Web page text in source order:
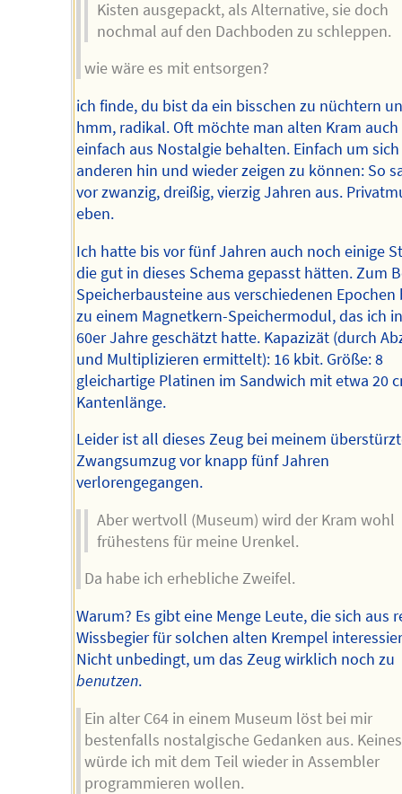
Kisten ausgepackt, als Alternative, sie doch
nochmal auf den Dachboden zu schleppen.
wie wäre es mit entsorgen?
ich finde, du bist da ein bisschen zu nüchtern
hmm, radikal. Oft möchte man alten Kram auch
einfach aus Nostalgie behalten. Einfach um
anderen hin und wieder zeigen zu können: So
vor zwanzig, dreißig, vierzig Jahren aus.
eben.
Ich hatte bis vor fünf Jahren auch noch einige
die gut in dieses Schema gepasst hätten. Zum
Speicherbausteine aus verschiedenen Epochen
zu einem Magnetkern-Speichermodul, das ich
60er Jahre geschätzt hatte. Kapazizät (durch
und Multiplizieren ermittelt): 16 kbit. Größe: 8
gleichartige Platinen im Sandwich mit etwa 20
Kantenlänge.
Leider ist all dieses Zeug bei meinem
Zwangsumzug vor knapp fünf Jahren
verlorengegangen.
Aber wertvoll (Museum) wird der Kram wohl
frühestens für meine Urenkel.
Da habe ich erhebliche Zweifel.
Warum? Es gibt eine Menge Leute, die sich aus
Wissbegier für solchen alten Krempel
Nicht unbedingt, um das Zeug wirklich noch zu
benutzen.
Ein alter C64 in einem Museum löst bei mir
bestenfalls nostalgische Gedanken aus.
würde ich mit dem Teil wieder in Assembler
programmieren wollen.